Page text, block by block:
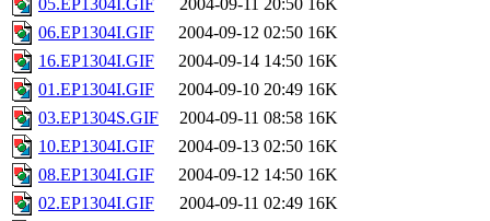
05.EP1304I.GIF
2004-09-11 20:50 16K
06.EP1304I.GIF
2004-09-12 02:50 16K
16.EP1304I.GIF
2004-09-14 14:50 16K
01.EP1304I.GIF
2004-09-10 20:49 16K
03.EP1304S.GIF
2004-09-11 08:58 16K
10.EP1304I.GIF
2004-09-13 02:50 16K
08.EP1304I.GIF
2004-09-12 14:50 16K
02.EP1304I.GIF
2004-09-11 02:49 16K